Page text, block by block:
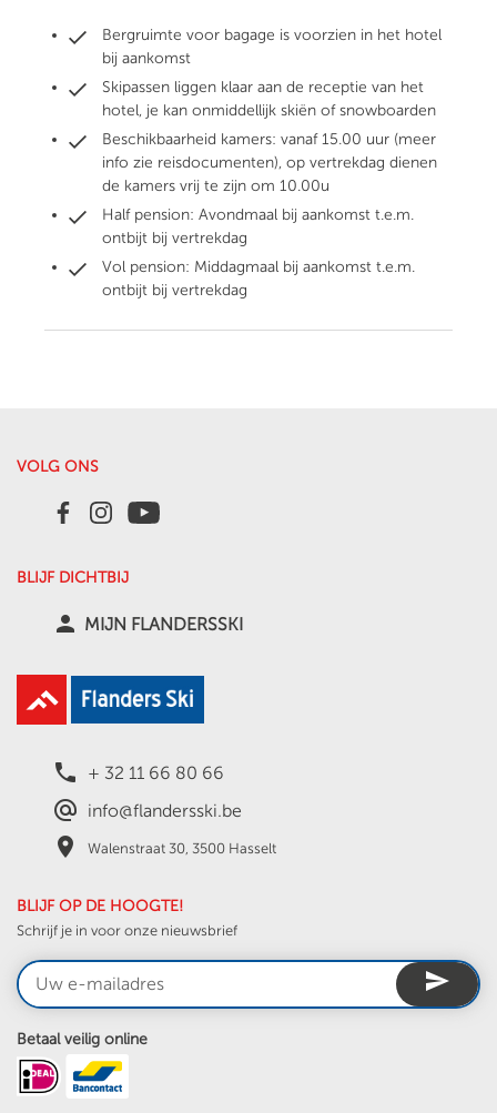
Bergruimte voor bagage is voorzien in het hotel
bij aankomst
Skipassen liggen klaar aan de receptie van het
hotel, je kan onmiddellijk skiën of snowboarden
Beschikbaarheid kamers: vanaf 15.00 uur (meer
info zie reisdocumenten), op vertrekdag dienen
de kamers vrij te zijn om 10.00u
Half pension: Avondmaal bij aankomst t.e.m.
ontbijt bij vertrekdag
Vol pension: Middagmaal bij aankomst t.e.m.
ontbijt bij vertrekdag
VOLG ONS
BLIJF DICHTBIJ
person MIJN FLANDERSSKI
local_phone + 32 11 66 80 66
alternate_email info@flandersski.be
place Walenstraat 30, 3500 Hasselt
BLIJF OP DE HOOGTE!
Schrijf je in voor onze nieuwsbrief
send
Betaal veilig online